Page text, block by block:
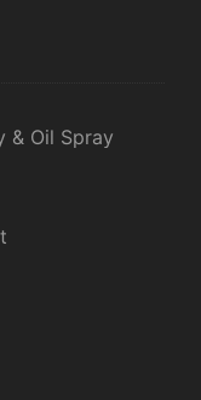
& Oil Spray